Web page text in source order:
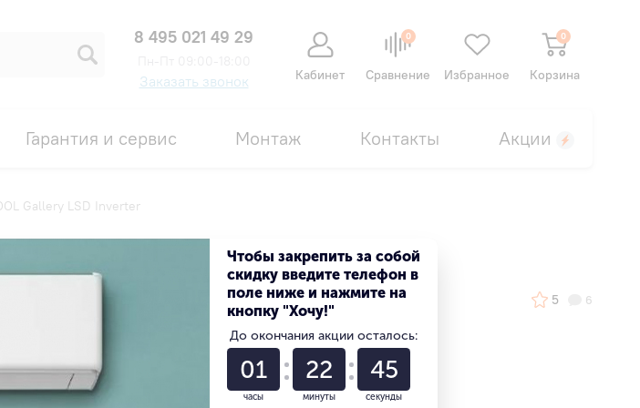
8 495 021 49 29
Заказать звонок Кабинет
0
Сравнение Избранное
0
Корзина
Гарантия и сервис Монтаж Контакты Акции
Gallery LSD Inverter
5 6
242 872 ₽
Выгода 12%
или 33 118 ₽
Чтобы закрепить за собой
скидку введите телефон в
поле ниже и нажмите на
кнопку "Хочу!"
До окончания акции осталось:
01
часы
22
минуты
44
секунды